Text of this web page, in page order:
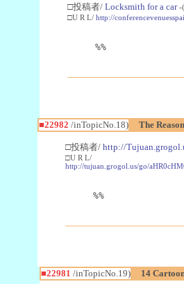
□投稿者/ Locksmith for a car -
□U R L/ http://
%%
■22982 /inTopicNo.18) The
□投稿者/ http://
□U R L/
http://tujuan.grogol.us/go/
%%
■22981 /inTopicNo.19) 14